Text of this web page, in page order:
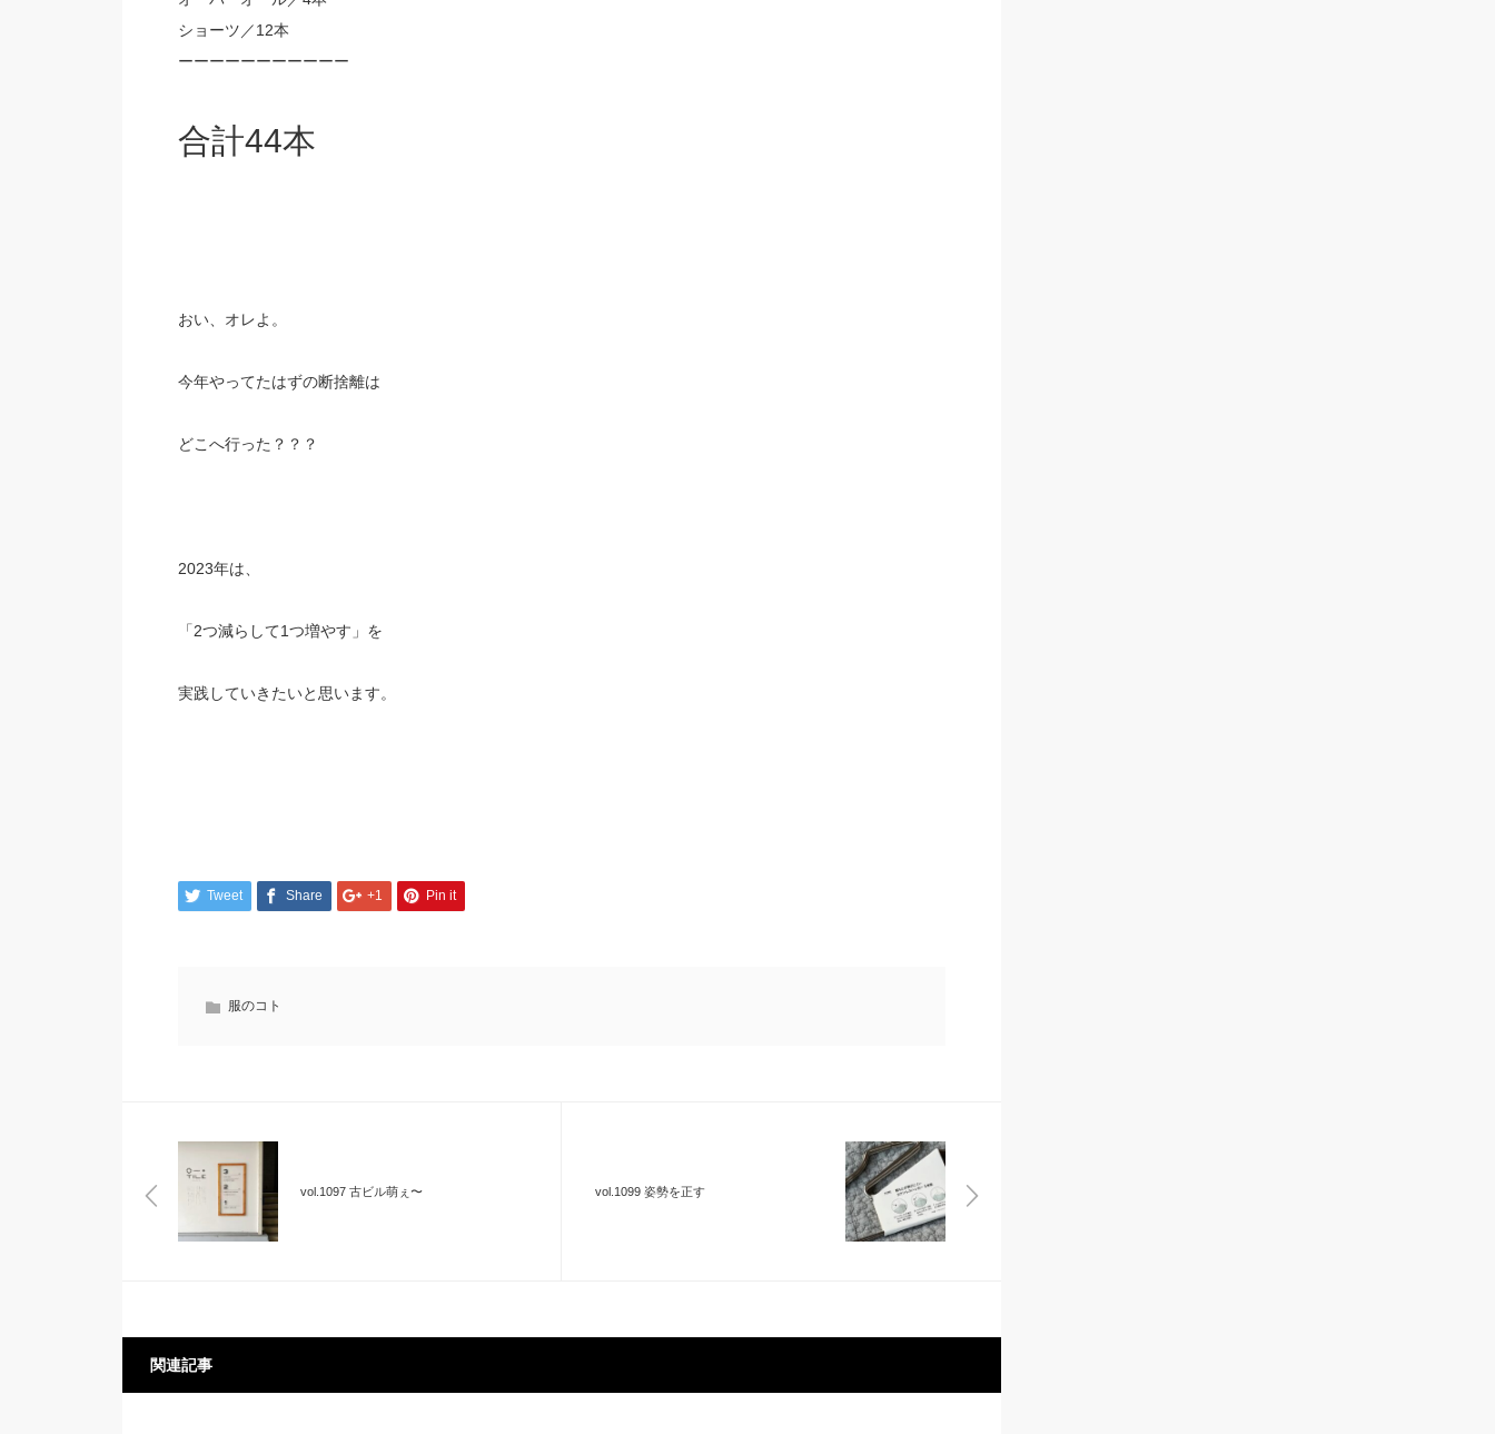
ショーツ／12本
ーーーーーーーーーーー
合計44本
おい、オレよ。
今年やってたはずの断捨離は
どこへ行った？？？
2023年は、
「2つ減らして1つ増やす」を
実践していきたいと思います。
Tweet Share +1 Pin it
服のコト
vol.1097 古ビル萌ぇ〜 vol.1099 姿勢を正す
関連記事